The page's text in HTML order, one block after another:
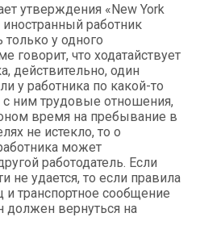
утверждения «New York
работник
у одного
говорит, что ходатайствует
действительно, один
у работника по какой-то
с ним трудовые отношения,
время на пребывание в
не истекло, то о
может
работодатель. Если
не удается, то если правила
и транспортное сообщение
должен вернуться на